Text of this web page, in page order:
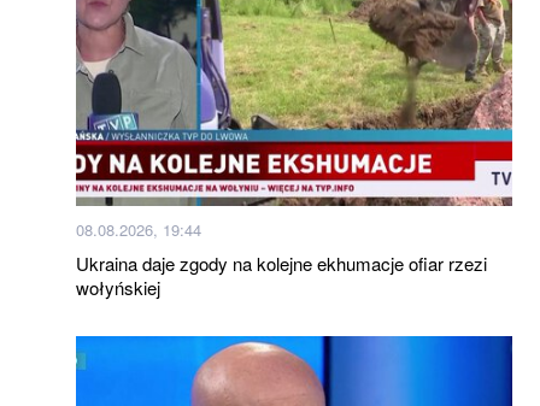
08.08.2026, 19:44
Ukraina daje zgody na kolejne ekhumacje ofiar rzezi
wołyńskiej